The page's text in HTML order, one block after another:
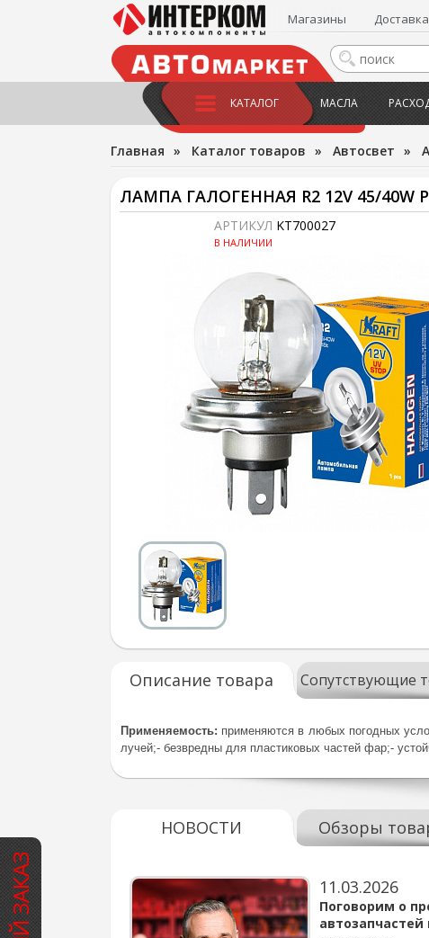
Магазины
КАТАЛОГ МАСЛА
Главная » Каталог товаров » Автосвет »
ЛАМПА ГАЛОГЕННАЯ R2 12V 45/40W
АРТИКУЛ KT700027
В НАЛИЧИИ
Описание товара Сопутствующие
Применяемость: применяются в любых погодных
лучей;- безвредны для пластиковых частей фар;-
НОВОСТИ Обзоры
для
11.03.2026
Поговорим о